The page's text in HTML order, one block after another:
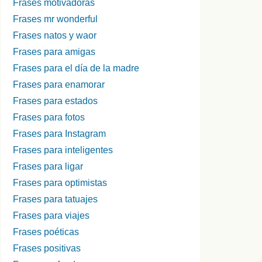
Frases motivadoras
Frases mr wonderful
Frases natos y waor
Frases para amigas
Frases para el día de la madre
Frases para enamorar
Frases para estados
Frases para fotos
Frases para Instagram
Frases para inteligentes
Frases para ligar
Frases para optimistas
Frases para tatuajes
Frases para viajes
Frases poéticas
Frases positivas